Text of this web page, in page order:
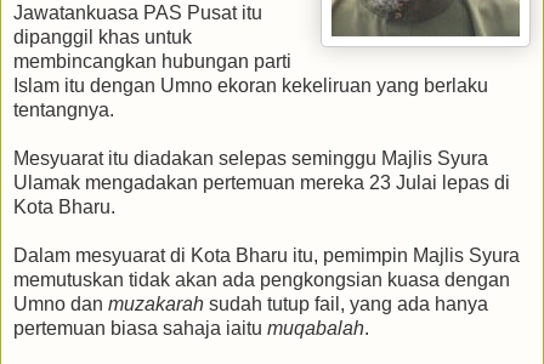
Jawatankuasa PAS Pusat itu
dipanggil khas untuk
membincangkan hubungan parti
Islam itu dengan Umno ekoran kekeliruan yang berlaku
tentangnya.
Mesyuarat itu diadakan selepas seminggu Majlis Syura
Ulamak mengadakan pertemuan mereka 23 Julai lepas di
Kota Bharu.
Dalam mesyuarat di Kota Bharu itu, pemimpin Majlis Syura
memutuskan tidak akan ada pengkongsian kuasa dengan
Umno dan muzakarah sudah tutup fail, yang ada hanya
pertemuan biasa sahaja iaitu muqabalah.